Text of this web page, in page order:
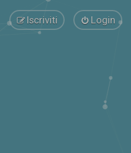
Login
Iscriviti